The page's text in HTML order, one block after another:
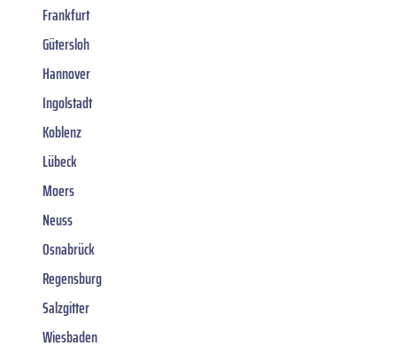
Frankfurt
Gütersloh
Hannover
Ingolstadt
Koblenz
Lübeck
Moers
Neuss
Osnabrück
Regensburg
Salzgitter
Wiesbaden